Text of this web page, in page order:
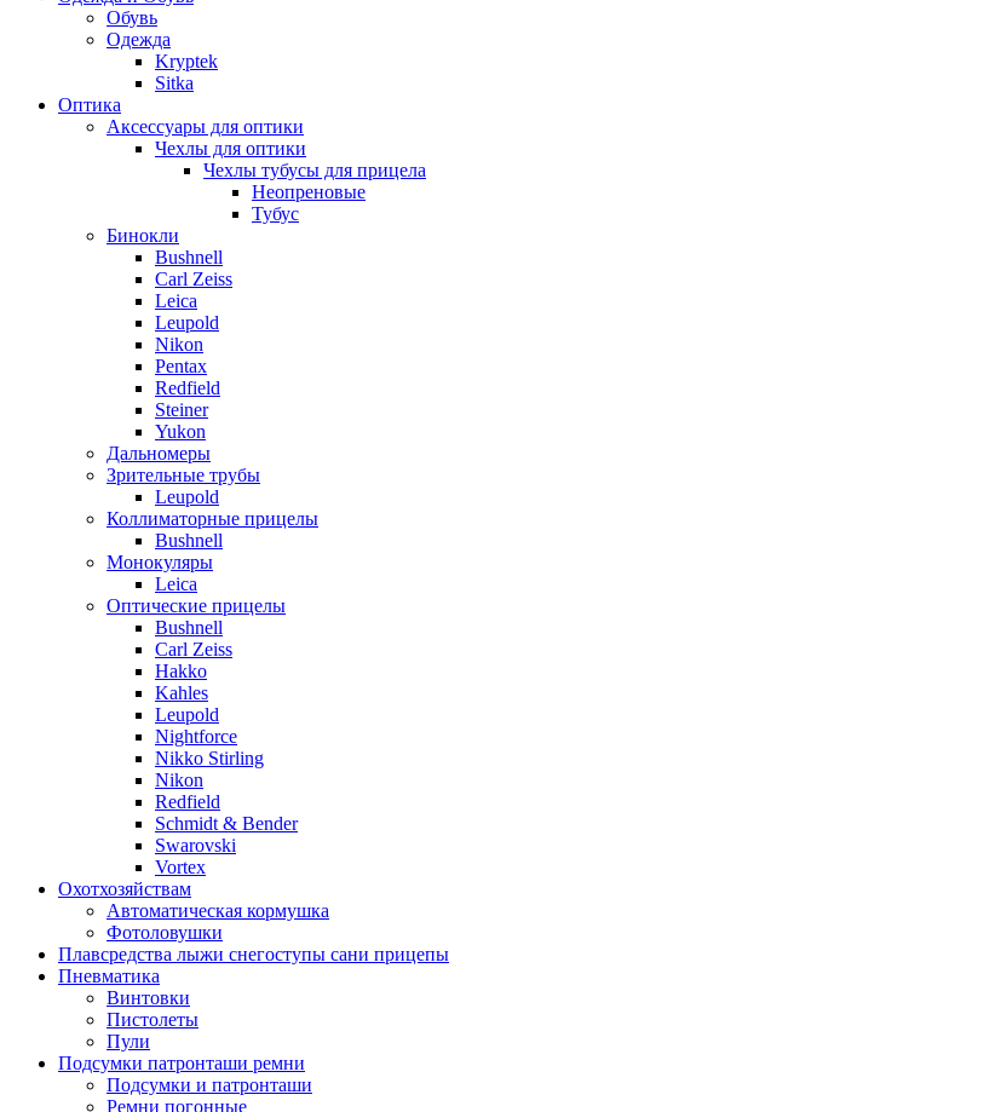
Обувь
Одежда
Kryptek
Sitka
Оптика
Аксессуары для оптики
Чехлы для оптики
Чехлы тубусы для прицела
Неопреновые
Тубус
Бинокли
Bushnell
Carl Zeiss
Leica
Leupold
Nikon
Pentax
Redfield
Steiner
Yukon
Дальномеры
Зрительные трубы
Leupold
Коллиматорные прицелы
Bushnell
Монокуляры
Leica
Оптические прицелы
Bushnell
Carl Zeiss
Hakko
Kahles
Leupold
Nightforce
Nikko Stirling
Nikon
Redfield
Schmidt & Bender
Swarovski
Vortex
Охотхозяйствам
Автоматическая кормушка
Фотоловушки
Плавсредства лыжи снегоступы сани прицепы
Пневматика
Винтовки
Пистолеты
Пули
Подсумки патронташи ремни
Подсумки и патронташи
Ремни погонные